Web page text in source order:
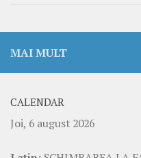
MAI MULT
CALENDAR
Joi, 6 august 2026